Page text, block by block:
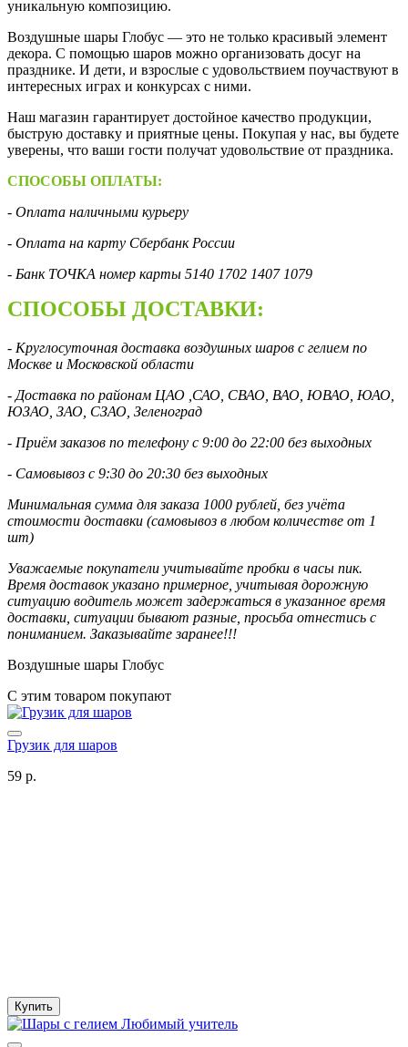
уникальную композицию.
Воздушные шары Глобус — это не только красивый элемент
декора. С помощью шаров можно организовать досуг на
празднике. И дети, и взрослые с удовольствием поучаствуют в
интересных играх и конкурсах с ними.
Наш магазин гарантирует достойное качество продукции,
быструю доставку и приятные цены. Покупая у нас, вы будете
уверены, что ваши гости получат удовольствие от праздника.
СПОСОБЫ ОПЛАТЫ:
- Оплата наличными курьеру
- Оплата на карту Сбербанк России
- Банк ТОЧКА номер карты 5140 1702 1407 1079
СПОСОБЫ ДОСТАВКИ:
- Круглосуточная доставка воздушных шаров с гелием по
Москве и Московской области
- Доставка по районам ЦАО ,САО, СВАО, ВАО, ЮВАО, ЮАО,
ЮЗАО, ЗАО, СЗАО, Зеленоград
- Приём заказов по телефону с 9:00 до 22:00 без выходных
- Самовывоз с 9:30 до 20:30 без выходных
Минимальная сумма для заказа 1000 рублей, без учёта
стоимости доставки (самовывоз в любом количестве от 1
шт)
Уважаемые покупатели учитывайте пробки в часы пик.
Время доставок указано примерное, учитывая дорожную
ситуацию водитель может задержаться в указанное время
доставки, ситуации бывают разные, просьба отнестись с
пониманием. Заказывайте заранее!!!
Воздушные шары Глобус
С этим товаром покупают
Грузик для шаров
59 р.
Купить